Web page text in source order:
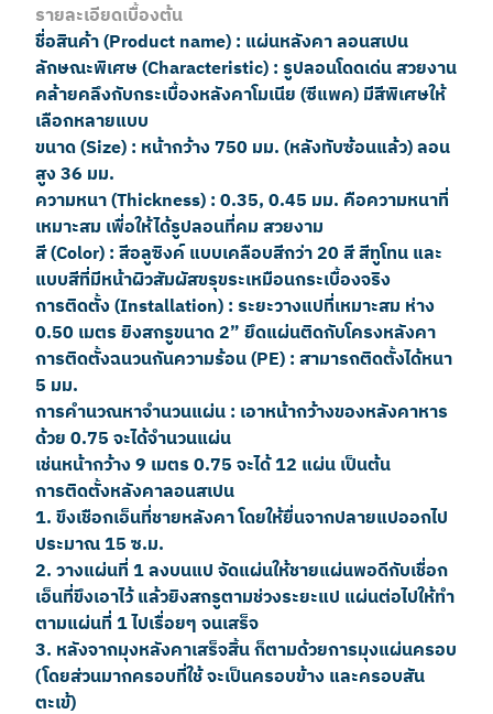
รายละเอียดเบื้องต้น
ชื่อสินค้า (Product name) : แผ่นหลังคา ลอนสเปน
ลักษณะพิเศษ (Characteristic) : รูปลอนโดดเด่น สวยงาน
คล้ายคลึงกับกระเบื้องหลังคาโมเนีย (ซีแพค) มีสีพิเศษให้
เลือกหลายแบบ
ขนาด (Size) : หน้ากว้าง 750 มม. (หลังทับซ้อนแล้ว) ลอน
สูง 36 มม.
ความหนา (Thickness) : 0.35, 0.45 มม. คือความหนาที่
เหมาะสม เพื่อให้ได้รูปลอนที่คม สวยงาม
สี (Color) : สีอลูซิงค์ แบบเคลือบสีกว่า 20 สี สีทูโทน และ
แบบสีที่มีหน้าผิวสัมผัสขรุขระเหมือนกระเบื้องจริง
การติดตั้ง (Installation) : ระยะวางแปที่เหมาะสม ห่าง
0.50 เมตร ยิงสกรูขนาด 2” ยึดแผ่นติดกับโครงหลังคา
การติดตั้งฉนวนกันความร้อน (PE) : สามารถติดตั้งได้หนา
5 มม.
การคำนวณหาจำนวนแผ่น : เอาหน้ากว้างของหลังคาหาร
ด้วย 0.75 จะได้จำนวนแผ่น
เช่นหน้ากว้าง 9 เมตร 0.75 จะได้ 12 แผ่น เป็นต้น
การติดตั้งหลังคาลอนสเปน
1. ขึงเชือกเอ็นที่ชายหลังคา โดยให้ยื่นจากปลายแปออกไป
ประมาณ 15 ซ.ม.
2. วางแผ่นที่ 1 ลงบนแป จัดแผ่นให้ชายแผ่นพอดีกับเชื่อก
เอ็นที่ขึงเอาไว้ แล้วยิงสกรูตามช่วงระยะแป แผ่นต่อไปให้ทำ
ตามแผ่นที่ 1 ไปเรื่อยๆ จนเสร็จ
3. หลังจากมุงหลังคาเสร็จสิ้น ก็ตามด้วยการมุงแผ่นครอบ
(โดยส่วนมากครอบที่ใช้ จะเป็นครอบข้าง และครอบสัน
ตะเข้)